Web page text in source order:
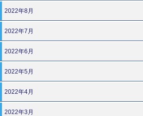
2022年8月
2022年7月
2022年6月
2022年5月
2022年4月
2022年3月